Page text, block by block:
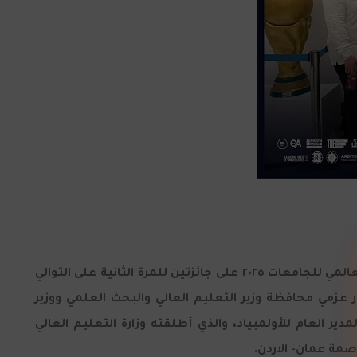
في إنجاز يعكس تميز طلبة جامعة عمّان العربية وإبداعهم، حصل طلبة الجامعة المشاركون في أولمبياد اللغة الإنجليزية العالمي للجامعات ٢٠٢٥ على جائزتين للمرة الثانية على التوالي
عزمي محافظة وزير التعليم العالي والبحث العلمي ووزير
العام للأولمبياد، والذي أطلقته وزارة التعليم العالي
عمان- الاردن.